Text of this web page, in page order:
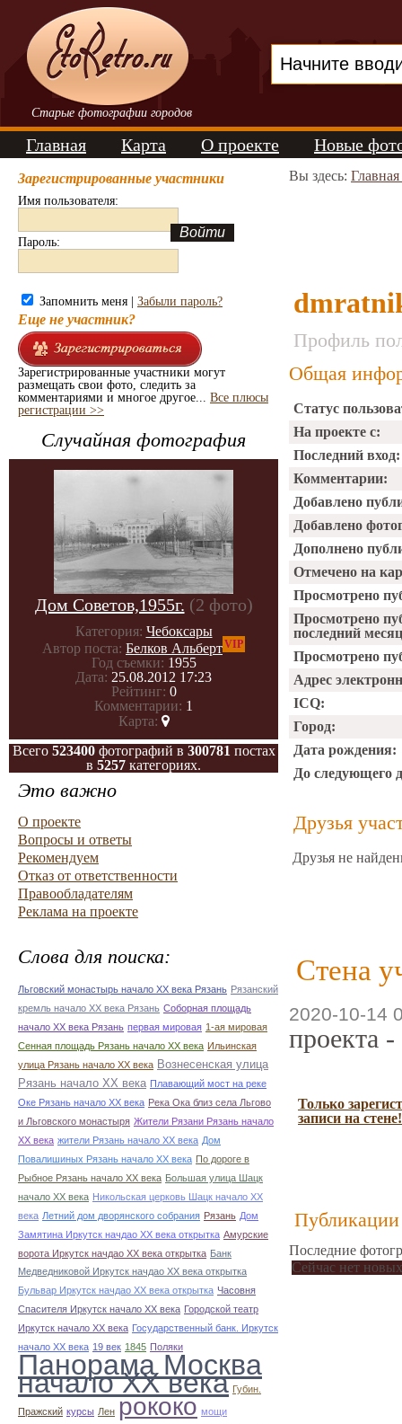
Старые фотографии городов
Главная Карта О проекте Новые
Зарегистрированные участники
Имя пользователя:
Пароль:
Запомнить меня | Забыли пароль?
Еще не участник?
Зарегистрированные участники могут
размещать свои фото, следить за
комментариями и многое другое... Все плюсы
регистрации >>
Случайная фотография
Дом Советов,1955г. (2 фото)
Категория: Чебоксары
Автор поста: Белков АльбертVIP
Год съемки: 1955
Дата: 25.08.2012 17:23
Рейтинг: 0
Комментарии: 1
Карта:
Всего 523400фотографий в 300781 постах
в 5257 категориях.
Это важно
О проекте
Вопросы и ответы
Рекомендуем
Отказ от ответственности
Правообладателям
Реклама на проекте
Слова для поиска:
Льговский монастырь начало ХХ века Рязань Рязанский
кремль начало ХХ века Рязань Соборная площадь
начало ХХ века Рязань первая мировая 1-ая мировая
Сенная площадь Рязань начало ХХ века Ильинская
улица Рязань начало ХХ века Вознесенская улица
Рязань начало ХХ века Плавающий мост на реке
Оке Рязань начало ХХ века Река Ока близ села Льгово
и Льговского монастыря Жители Рязани Рязань начало
ХХ века жители Рязань начало ХХ века Дом
Повалишиных Рязань начало ХХ века По дороге в
Рыбное Рязань начало ХХ века Большая улица Шацк
начало ХХ века Никольская церковь Шацк начало ХХ
века Летний дом дворянского собрания Рязань Дом
Замятина Иркутск начдао ХХ века открытка Амурские
ворота Иркутск начдао ХХ века открытка Банк
Медведниковой Иркутск начдао ХХ века открытка
Бульвар Иркутск начдао ХХ века открытка Часовня
Спасителя Иркутск начало ХХ века Городской театр
Иркутск начало ХХ века Государственный банк. Иркутск
начало ХХ века 19 век 1845 Поляки
Панорама Москва
начало ХХ века Губин.
Пражский курсы Лен рококо мощи
Вы здесь:
Профиль
Общая
Статус
На проекте с:
Последний вход:
Комментарии:
Добавлено
Добавлено
Дополнено
Отмечено на
Просмотрено
Просмотрено
последний
Просмотрено
Адрес
ICQ:
Город:
Дата рождения:
До следующего
Друзья
Друзья не
Стена
2020-10-14
проекта
Только
записи на стене!
Публикации
Последние
Сейчас нет